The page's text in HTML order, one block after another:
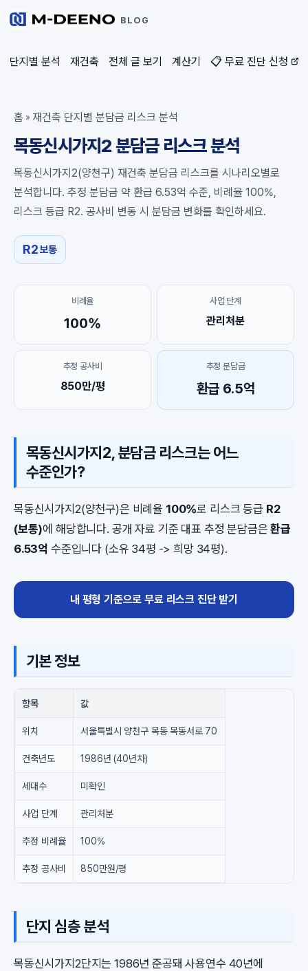
BLOG
단지별 분석 재건축 전체 글 보기 계산기 📋 무료 진단 신청
홈 » 재건축 단지별 분담금 리스크 분석
목동신시가지2 분담금 리스크 분석
목동신시가지2(양천구) 재건축 분담금 리스크를 시나리오별로
분석합니다. 추정 분담금 약 환급 6.53억 수준, 비례율 100%,
리스크 등급 R2. 공사비 변동 시 분담금 변화를 확인하세요.
R2보통
비례율
100%
사업 단계
관리처분
추정 공사비
850만/평
추정 분담금
환급 6.5억
목동신시가지2, 분담금 리스크는 어느
수준인가?
목동신시가지2(양천구)은 비례율 100%로 리스크 등급 R2
(보통)에 해당합니다. 공개 자료 기준 대표 추정 분담금은환급
6.53억 수준입니다 (소유 34평 -> 희망 34평).
내 평형 기준으로 무료 리스크 진단 받기
기본 정보
항목 값
위치 서울특별시 양천구 목동 목동서로 70
건축년도 1986년 (40년차)
세대수 미확인
사업 단계 관리처분
추정 비례율 100%
추정 공사비 850만원/평
단지 심층 분석
목동신시가지2단지는 1986년 준공돼 사용연수 40년에